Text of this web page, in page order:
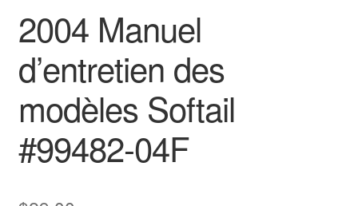
2004 Manuel
d’entretien des
modèles Softail
#99482-04F